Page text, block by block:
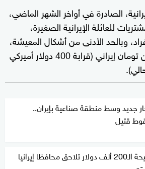
الصادرة في أواخر الشهر الماضي،
للعائلة الإيرانية الصغيرة،
من 4 إلى 5 أفراد، وبالحد الأدنى من أشكال المعيشة،
تُقدر بحوالي 10 ملايين تومان إيراني (قرابة 400 دولار أميركي
جديد وسط منطقة صناعية بإيران..
قتيل
فضيحة الـ200 ألف دولار تلاحق محافظا إيرانيا